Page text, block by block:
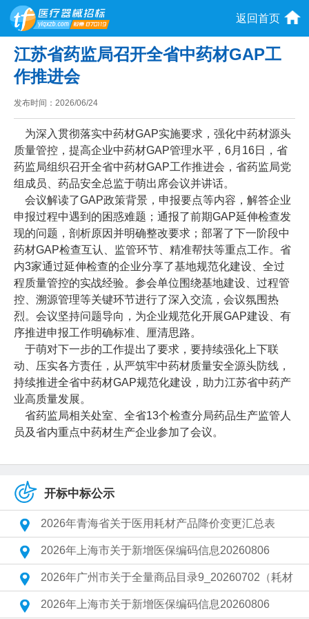
返回首页
江苏省药监局召开全省中药材GAP工
作推进会
发布时间： 2026/06/24
为深入贯彻落实中药材GAP实施要求，强化中药材源头
质量管控，提高企业中药材GAP管理水平，6月16日，省
药监局组织召开全省中药材GAP工作推进会，省药监局党
组成员、药品安全总监于萌出席会议并讲话。
会议解读了GAP政策背景，申报要点等内容，解答企业
申报过程中遇到的困惑难题；通报了前期GAP延伸检查发
现的问题，剖析原因并明确整改要求；部署了下一阶段中
药材GAP检查互认、监管环节、精准帮扶等重点工作。省
内3家通过延伸检查的企业分享了基地规范化建设、全过
程质量管控的实战经验。参会单位围绕基地建设、过程管
控、溯源管理等关键环节进行了深入交流，会议氛围热
烈。会议坚持问题导向，为企业规范化开展GAP建设、有
序推进申报工作明确标准、厘清思路。
于萌对下一步的工作提出了要求，要持续强化上下联
动、压实各方责任，从严筑牢中药材质量安全源头防线，
持续推进全省中药材GAP规范化建设，助力江苏省中药产
业高质量发展。
省药监局相关处室、全省13个检查分局药品生产监管人
员及省内重点中药材生产企业参加了会议。
开标中标公示
2026年青海省关于医用耗材产品降价变更汇总表
2026年上海市关于新增医保编码信息20260806
2026年广州市关于全量商品目录9_20260702（耗材
2026年上海市关于新增医保编码信息20260806